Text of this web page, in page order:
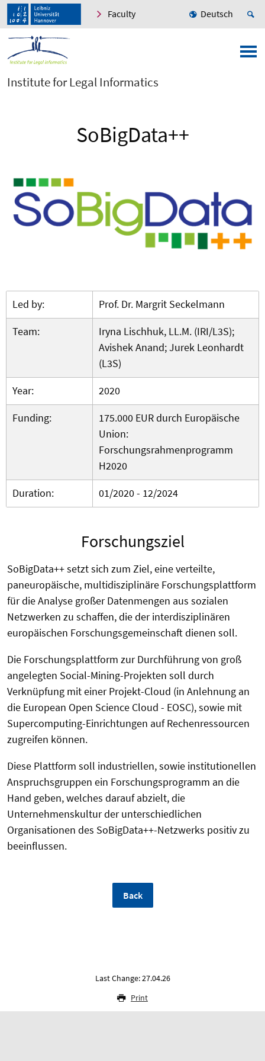
Faculty Deutsch
Institute for Legal Informatics
SoBigData++
Led by:
Prof. Dr. Margrit Seckelmann
Team:
Iryna Lischhuk, LL.M. (IRI/L3S);
Avishek Anand; Jurek Leonhardt
(L3S)
Year:
2020
Funding:
175.000 EUR durch Europäische
Union:
Forschungsrahmenprogramm
H2020
Duration:
01/2020 - 12/2024
Forschungsziel
SoBigData++ setzt sich zum Ziel, eine verteilte,
paneuropäische, multidisziplinäre Forschungsplattform
für die Analyse großer Datenmengen aus sozialen
Netzwerken zu schaffen, die der interdisziplinären
europäischen Forschungsgemeinschaft dienen soll.
Die Forschungsplattform zur Durchführung von groß
angelegten Social-Mining-Projekten soll durch
Verknüpfung mit einer Projekt-Cloud (in Anlehnung an
die European Open Science Cloud - EOSC), sowie mit
Supercomputing-Einrichtungen auf Rechenressourcen
zugreifen können.
Diese Plattform soll industriellen, sowie institutionellen
Anspruchsgruppen ein Forschungsprogramm an die
Hand geben, welches darauf abzielt, die
Unternehmenskultur der unterschiedlichen
Organisationen des SoBigData++-Netzwerks positiv zu
beeinflussen.
Back
Last Change: 27.04.26
Print